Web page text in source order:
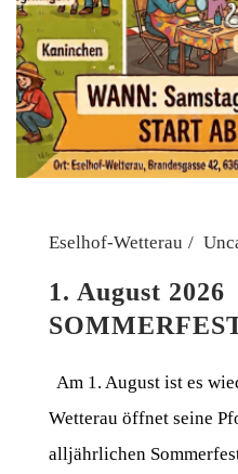
Eselhof-Wetterau
1. August 2026
Am 1. August ist es
Wetterau öffnet seine
alljährlichen